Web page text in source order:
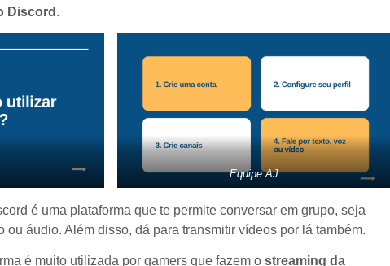
Discord .
Equipe AJ
é uma plataforma que te permite conversar em grupo, seja
ou áudio. Além disso, dá para transmitir vídeos por lá também.
é muito utilizada por gamers que fazem o streaming da